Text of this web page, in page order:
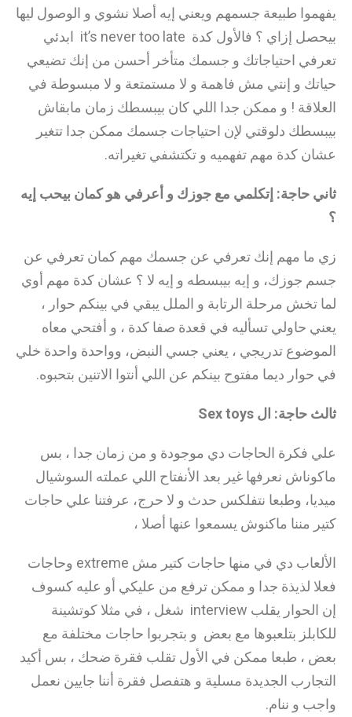
يفهموا طبيعة جسمهم ويعني إيه أصلا نشوي و الوصول ليها
بيحصل إزاي ؟ فالأول كدة it’s never too late ابدئي
تعرفي احتياجاتك و جسمك متأخر أحسن من إنك تضيعي
حياتك و إنتي مش فاهمة و لا مستمتعة و لا مبسوطة في
العلاقة ! و ممكن جدا اللي كان بيبسطك زمان مابقاش
بيبسطك دلوقتي لإن احتياجات جسمك ممكن جدا تتغير
عشان كدة مهم تفهميه و تكتشفي تغيراته.
ثاني حاجة: إتكلمي مع جوزك و أعرفي هو كمان بيحب إيه
؟
زي ما مهم إنك تعرفي عن جسمك مهم كمان تعرفي عن
جسم جوزك، و إيه بيبسطه و إيه لا ؟ عشان كدة مهم أوي
لما تخش مرحلة الرتابة و الملل يبقي في بينكم حوار ،
يعني حاولي تسأليه في قعدة صفا كدة ، و أفتحي معاه
الموضوع تدريجي ، يعني جسي النبض، وواحدة واحدة خلي
في حوار ديما مفتوح بينكم عن اللي أنتوا الاتنين بتحبوه.
ثالث حاجة: ال Sex toys
علي فكرة الحاجات دي موجودة و من زمان جدا ، بس
ماكوناش نعرفها غير بعد الأنفتاح اللي عملته السوشيال
ميديا، وطبعا نتفلكس حدث و لا حرج، عرفتنا علي حاجات
كتير مننا ماكنوش يسمعوا عنها أصلا ،
الألعاب دي في منها حاجات كتير مش extreme وحاجات
فعلا لذيذة جدا و ممكن ترفع من عليكي أو عليه كسوف
إن الحوار يقلب interview شغل ، في مثلا كوتشينة
للكابلز بتلعبوها مع بعض و بتجربوا حاجات مختلفة مع
بعض ، طبعا ممكن في الأول تقلب فقرة ضحك ، بس أكيد
التجارب الجديدة مسلية و هتفصل فقرة أننا جايين نعمل
واجب و ننام.